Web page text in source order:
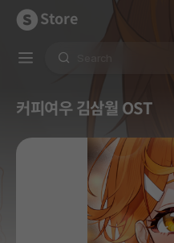
Store
커피여우 김삼월 OST